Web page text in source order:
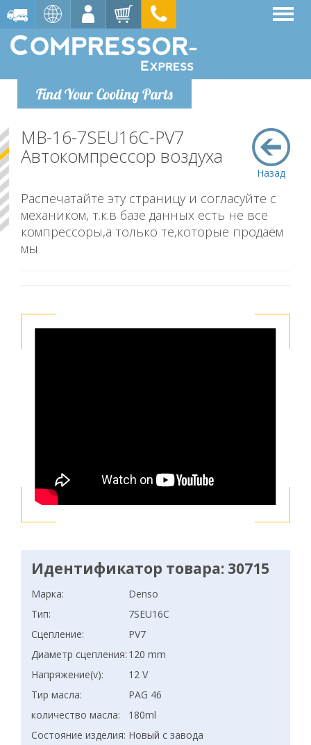
Find Your Cooling Parts
Назад
MB-16-7SEU16C-PV7
Автокомпрессор воздуха
Распечатайте эту страницу и согласуйте с
механиком, т.к.в базе данных есть не все
компрессоры,а только те,которые продаём
мы
Идентификатор товара: 30715
Марка:
Denso
Тип:
7SEU16C
Сцепление:
PV7
Диаметр сцепления: 120 mm
Напряжение(v):
12 V
Тир масла:
PAG 46
количество масла:
180ml
Состояние изделия: Новый с завода